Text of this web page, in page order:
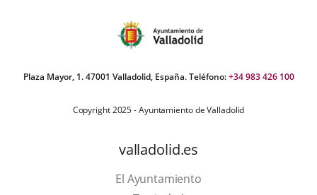
Plaza Mayor, 1. 47001 Valladolid, España. Teléfono:+34 983 426 100
Copyright 2025 - Ayuntamiento de Valladolid
valladolid.es
El Ayuntamiento